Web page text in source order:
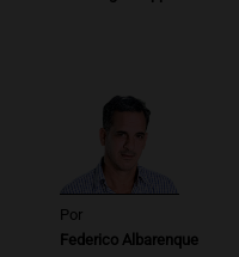
Por
Federico Albarenque